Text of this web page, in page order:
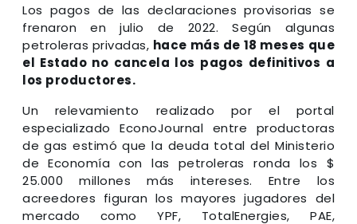
Los pagos de las declaraciones provisorias se
frenaron en julio de 2022. Según algunas
petroleras privadas, hace más de 18 meses que
el Estado no cancela los pagos definitivos a
los productores.
Un relevamiento realizado por el portal
especializado EconoJournal entre productoras
de gas estimó que la deuda total del Ministerio
de Economía con las petroleras ronda los $
25.000 millones más intereses. Entre los
acreedores figuran los mayores jugadores del
mercado como YPF, TotalEnergies, PAE,